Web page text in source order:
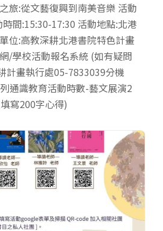
旅:從文藝復興到南美音樂 活動
間:15:30-17:30 活動地點:北港
位:高教深耕北港書院特色計畫
/學校活動報名系統 (如有疑問
計畫執行處05-7833039分機
通識教育活動時數-藝文展演2
寫200字心得)